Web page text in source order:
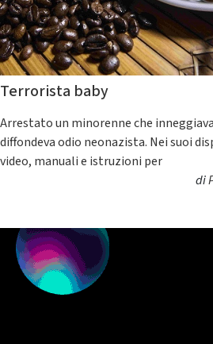
Terrorista baby
Arrestato un minorenne che
diffondeva odio neonazista. Nei suoi
video, manuali e istruzioni per
di